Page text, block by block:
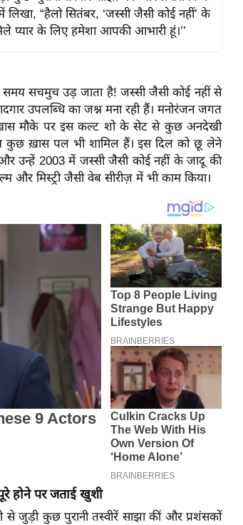
लिखा, “हैलो सितंबर, ‘जस्सी जैसी कोई नहीं’ के
प्यार के लिए हमेशा आपकी आभारी हूं।’’
सचमुच उड़ जाता है! जस्सी जैसी कोई नहीं से
उपलब्धि का जश्न मना रही हैं। मनोरंजन जगत
खास मौके पर इस कल्ट शो के सेट से कुछ अनदेखी
कुछ ख़ास पल भी शामिल हैं। इस दिल को छू लेने
और उन्हें 2003 में जस्सी जैसी कोई नहीं के जादू की
और मिस्ट्री जैसी वेब सीरीज़ में भी काम किया।
होने पर जताई खुशी
से जुड़ी कुछ पुरानी तस्वीरें साझा कीं और प्रशंसकों